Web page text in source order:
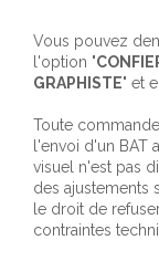
Vous pouvez
l'option "
GRAPHISTE" et
Toute
l'envoi d'un BAT
visuel n'est pas
des ajustements
le droit de
contraintes